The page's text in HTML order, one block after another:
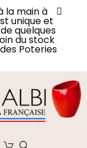
la main à
unique et
quelques
du stock
Poteries